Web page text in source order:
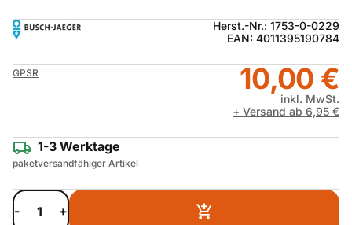
Herst.-Nr.: 1753-0-0229
EAN: 4011395190784
GPSR 10,00 €
inkl. MwSt.
+ Versand ab 6,95 €
1-3 Werktage
paketversandfähiger Artikel
- +